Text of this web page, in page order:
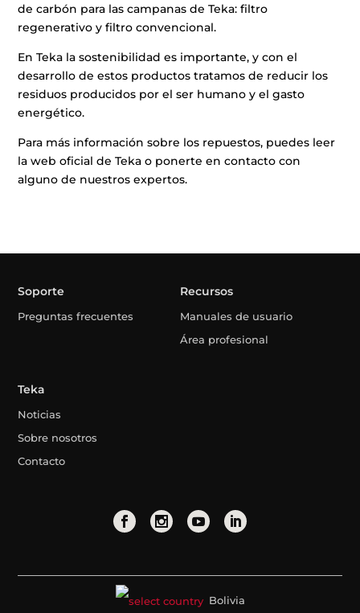
de carbón para las campanas de Teka: filtro
regenerativo y filtro convencional.
En Teka la sostenibilidad es importante, y con el
desarrollo de estos productos tratamos de reducir los
residuos producidos por el ser humano y el gasto
energético.
Para más información sobre los repuestos, puedes leer
la web oficial de Teka o ponerte en contacto con
alguno de nuestros expertos.
Soporte
Preguntas frecuentes
Recursos
Manuales de usuario
Área profesional
Teka
Noticias
Sobre nosotros
Contacto
Bolivia